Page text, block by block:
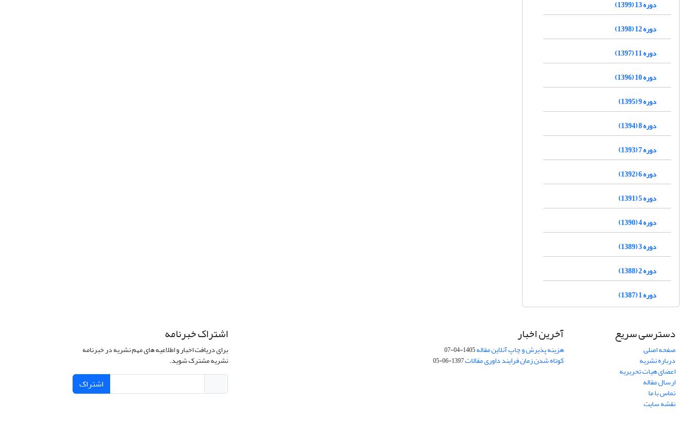
دوره 13 (1399)
دوره 12 (1398)
دوره 11 (1397)
دوره 10 (1396)
دوره 9 (1395)
دوره 8 (1394)
دوره 7 (1393)
دوره 6 (1392)
دوره 5 (1391)
دوره 4 (1390)
دوره 3 (1389)
دوره 2 (1388)
دوره 1 (1387)
دسترسی سریع
صفحه اصلی
درباره نشریه
اعضای هیات تحریریه
ارسال مقاله
تماس با ما
نقشه سایت
آخرین اخبار
هزینه پذیرش و چاپ آنلاین مقاله1405-04-07
کوتاه شدن زمان فرایند داوری مقالات1397-06-05
اشتراک خبرنامه
برای دریافت اخبار و اطلاعیه های مهم نشریه در خبرنامه
نشریه مشترک شوید.
اشتراک